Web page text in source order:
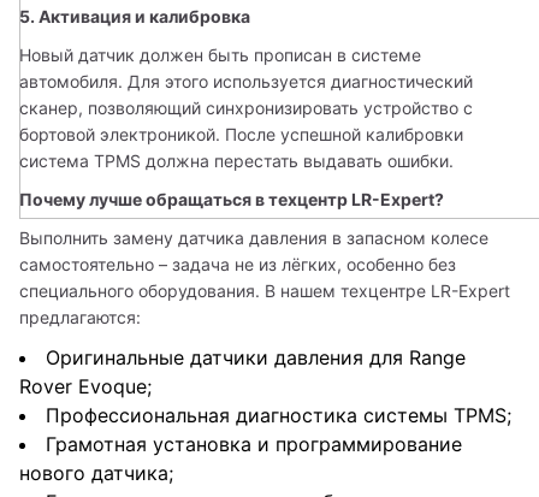
5. Активация и калибровка
Новый датчик должен быть прописан в системе
автомобиля. Для этого используется диагностический
сканер, позволяющий синхронизировать устройство с
бортовой электроникой. После успешной калибровки
система TPMS должна перестать выдавать ошибки.
Почему лучше обращаться в техцентр LR-Expert?
Выполнить замену датчика давления в запасном колесе
самостоятельно – задача не из лёгких, особенно без
специального оборудования. В нашем техцентре LR-Expert
предлагаются:
Оригинальные датчики давления для Range
Rover Evoque;
Профессиональная диагностика системы TPMS;
Грамотная установка и программирование
нового датчика;